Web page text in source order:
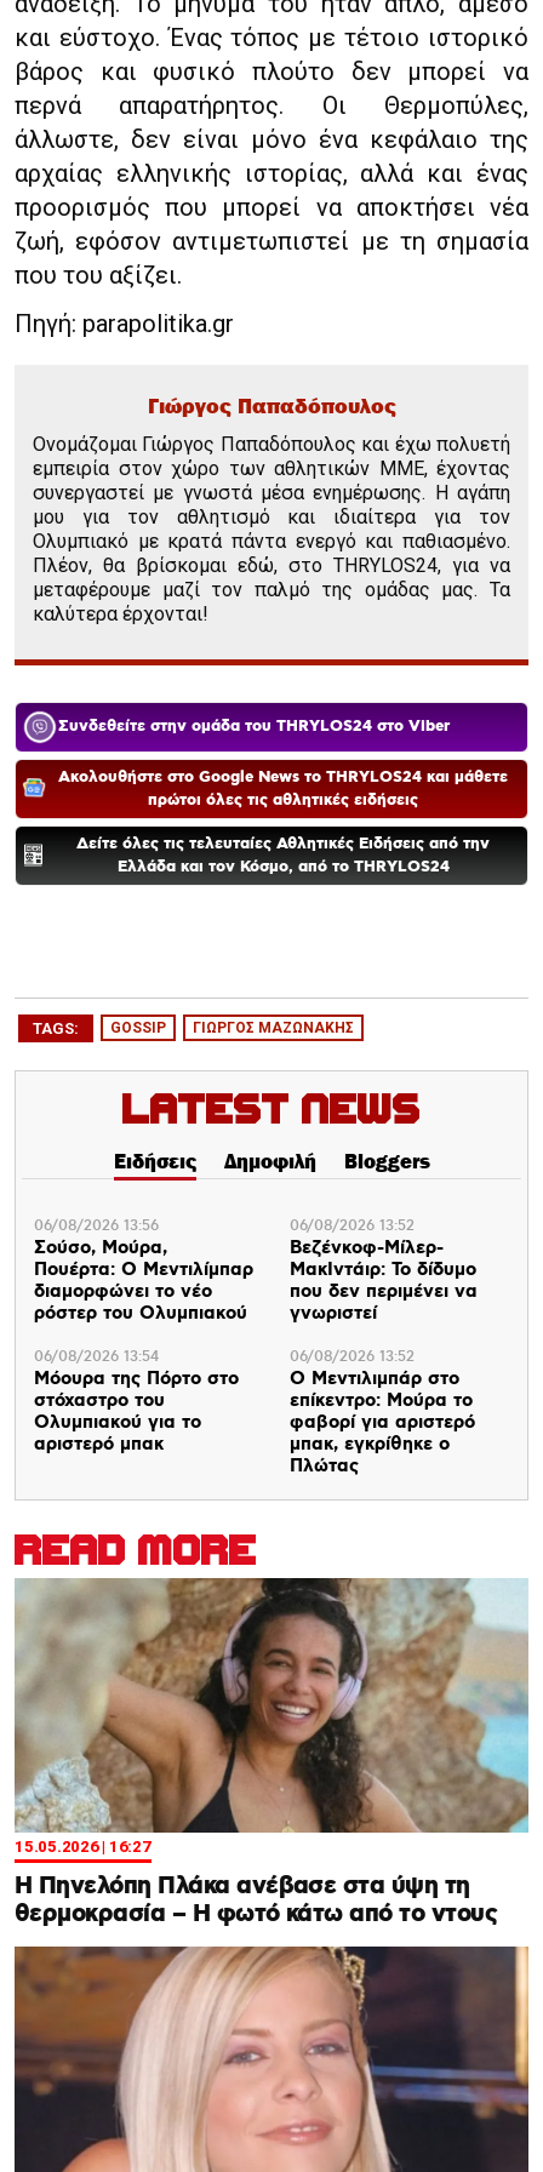
και εύστοχο. Ένας τόπος με τέτοιο ιστορικό
βάρος και φυσικό πλούτο δεν μπορεί να
περνά απαρατήρητος. Οι Θερμοπύλες,
άλλωστε, δεν είναι μόνο ένα κεφάλαιο της
αρχαίας ελληνικής ιστορίας, αλλά και ένας
προορισμός που μπορεί να αποκτήσει νέα
ζωή, εφόσον αντιμετωπιστεί με τη σημασία
που του αξίζει.
Πηγή: parapolitika.gr
Γιώργος Παπαδόπουλος
Ονομάζομαι Γιώργος Παπαδόπουλος και έχω πολυετή
εμπειρία στον χώρο των αθλητικών ΜΜΕ, έχοντας
συνεργαστεί με γνωστά μέσα ενημέρωσης. Η αγάπη
μου για τον αθλητισμό και ιδιαίτερα για τον
Ολυμπιακό με κρατά πάντα ενεργό και παθιασμένο.
Πλέον, θα βρίσκομαι εδώ, στο THRYLOS24, για να
μεταφέρουμε μαζί τον παλμό της ομάδας μας. Τα
καλύτερα έρχονται!
Συνδεθείτε στην ομάδα του THRYLOS24 στο Viber
Ακολουθήστε στο Google News το THRYLOS24 και μάθετε
πρώτοι όλες τις αθλητικές ειδήσεις
Δείτε όλες τις τελευταίες Αθλητικές Ειδήσεις από την
Ελλάδα και τον Κόσμο, από το THRYLOS24
TAGS: GOSSIP ΓΙΩΡΓΟΣ ΜΑΖΩΝΑΚΗΣ
Latest News
Ειδήσεις Δημοφιλή Bloggers
06/08/2026 13:56
Σούσο, Μούρα,
Πουέρτα: Ο Μεντιλίμπαρ
διαμορφώνει το νέο
ρόστερ του Ολυμπιακού
06/08/2026 13:54
Μόουρα της Πόρτο στο
στόχαστρο του
Ολυμπιακού για το
αριστερό μπακ
06/08/2026 13:52
Βεζένκοφ-Μίλερ-
ΜακΙντάιρ: Το δίδυμο
που δεν περιμένει να
γνωριστεί
06/08/2026 13:52
Ο Μεντιλιμπάρ στο
επίκεντρο: Μούρα το
φαβορί για αριστερό
μπακ, εγκρίθηκε ο
Πλώτας
READ MORE
15.05.2026 | 16:27
Η Πηνελόπη Πλάκα ανέβασε στα ύψη τη
θερμοκρασία – Η φωτό κάτω από το ντους